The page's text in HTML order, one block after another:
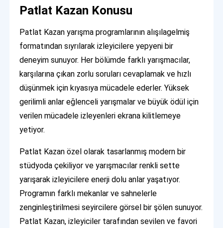
Patlat Kazan Konusu
Patlat Kazan yarışma programlarının alışılagelmiş
formatından sıyrılarak izleyicilere yepyeni bir
deneyim sunuyor. Her bölümde farklı yarışmacılar,
karşılarına çıkan zorlu soruları cevaplamak ve hızlı
düşünmek için kıyasıya mücadele ederler. Yüksek
gerilimli anlar eğlenceli yarışmalar ve büyük ödül için
verilen mücadele izleyenleri ekrana kilitlemeye
yetiyor.
Patlat Kazan özel olarak tasarlanmış modern bir
stüdyoda çekiliyor ve yarışmacılar renkli sette
yarışarak izleyicilere enerji dolu anlar yaşatıyor.
Programın farklı mekanlar ve sahnelerle
zenginleştirilmesi seyircilere görsel bir şölen sunuyor.
Patlat Kazan, izleyiciler tarafından sevilen ve favori